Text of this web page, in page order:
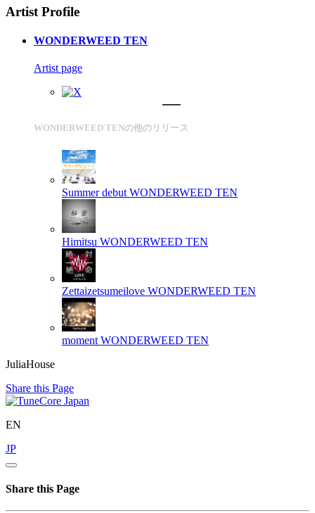
Artist Profile
WONDERWEED TEN
Artist page
WONDERWEED TENの他のリリース
Summer debut WONDERWEED TEN
Himitsu WONDERWEED TEN
Zettaizetsumeilove WONDERWEED TEN
moment WONDERWEED TEN
JuliaHouse
Share this Page
EN
JP
Share this Page